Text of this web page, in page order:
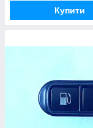
Купити